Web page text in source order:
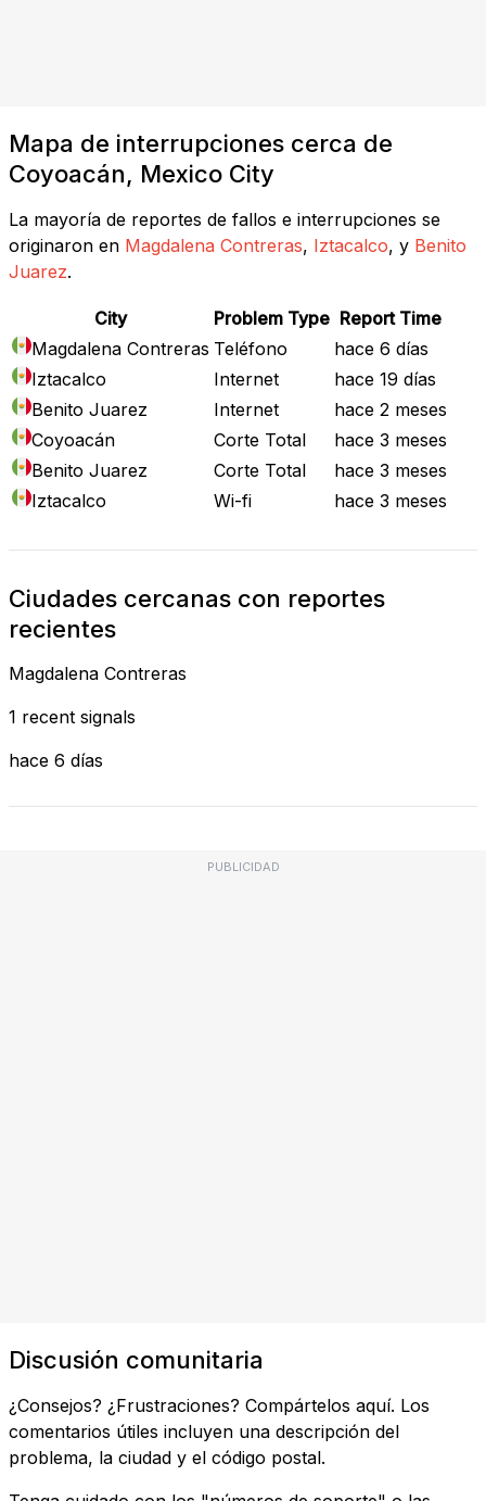
Mapa de interrupciones cerca de
Coyoacán, Mexico City
La mayoría de reportes de fallos e interrupciones se
originaron en Magdalena Contreras, Iztacalco, y Benito
Juarez.
City Problem Type Report Time
Magdalena Contreras Teléfono
hace 6 días
Iztacalco
Internet
hace 19 días
Benito Juarez
Internet
hace 2 meses
Coyoacán
Corte Total
hace 3 meses
Benito Juarez
Corte Total
hace 3 meses
Iztacalco
Wi-fi hace 3 meses
Ciudades cercanas con reportes
recientes
Magdalena Contreras
1 recent signals
hace 6 días
PUBLICIDAD
Discusión comunitaria
¿Consejos? ¿Frustraciones? Compártelos aquí. Los
comentarios útiles incluyen una descripción del
problema, la ciudad y el código postal.